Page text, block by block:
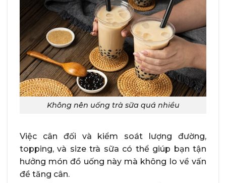
Không nên uống trà sữa quá nhiều
Việc cân đối và kiểm soát lượng đường,
topping, và size trà sữa có thể giúp bạn tận
hưởng món đồ uống này mà không lo về vấn
đề tăng cân.